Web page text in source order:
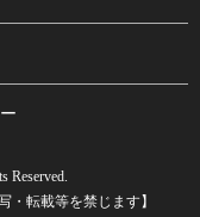
Reserved.
・転載等を禁じます】